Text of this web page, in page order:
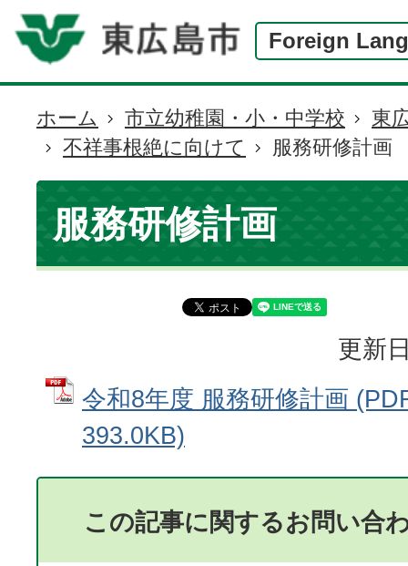
Foreign
現
在
の
置
ホーム 市立幼稚園・小・中学校
東
不祥事根絶に向けて
服務研修計画
服務研修計画
更新
令和8年度 服務研修計画
393.0KB)
この記事に関するお問い合